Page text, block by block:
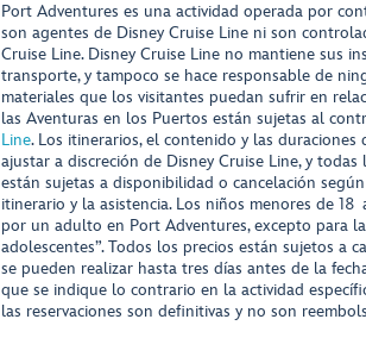
Port Adventures es una actividad operada por
son agentes de Disney Cruise Line ni son
Cruise Line. Disney Cruise Line no mantiene sus
transporte, y tampoco se hace responsable de
materiales que los visitantes puedan sufrir en
las Aventuras en los Puertos están sujetas al
Line. Los itinerarios, el contenido y las duraciones
ajustar a discreción de Disney Cruise Line, y
están sujetas a disponibilidad o cancelación
itinerario y la asistencia. Los niños menores de
por un adulto en Port Adventures, excepto para
adolescentes”. Todos los precios están sujetos a
se pueden realizar hasta tres días antes de la
que se indique lo contrario en la actividad
las reservaciones son definitivas y no son